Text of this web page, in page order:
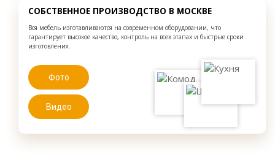
СОБСТВЕННОЕ ПРОИЗВОДСТВО В МОСКВЕ
Вся мебель изготавливаются на современном оборудовании, что
гарантирует высокое качество, контроль на всех этапах и быстрые сроки
изготовления.
Фото
Видео